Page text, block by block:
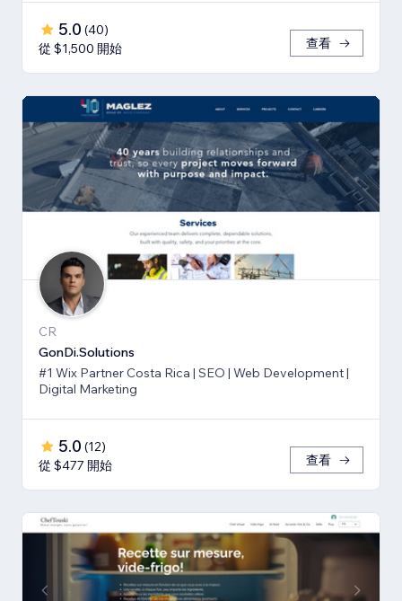
5.0 (40)
從 $1,500 開始
查看
CR
GonDi.Solutions
#1 Wix Partner Costa Rica | SEO | Web Development |
Digital Marketing
5.0 (12)
從 $477 開始
查看